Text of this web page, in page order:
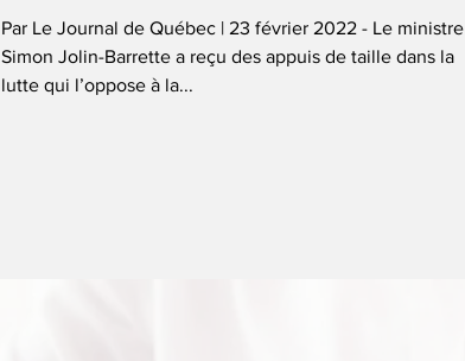
Par Le Journal de Québec | 23 février 2022 - Le ministre
Simon Jolin-Barrette a reçu des appuis de taille dans la
lutte qui l’oppose à la...